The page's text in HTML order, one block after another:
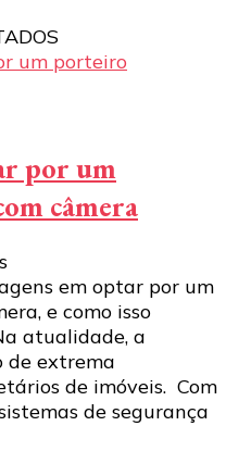
por um
câmera
em optar por um
e como isso
atualidade, a
de extrema
de imóveis. Com
de segurança